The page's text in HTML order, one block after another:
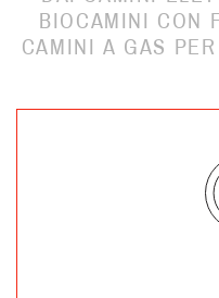
BIOCAMINI CON
CAMINI A GAS